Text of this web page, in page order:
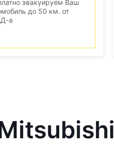
эвакуируем Ваш
до 50 км. от
а